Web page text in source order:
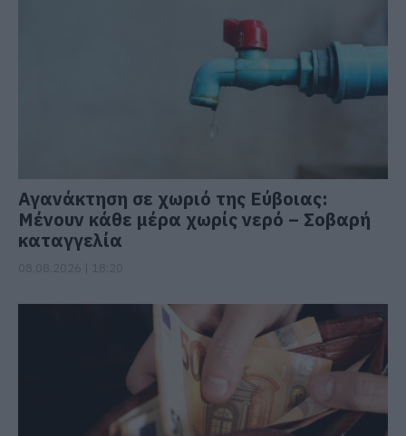
Αγανάκτηση σε χωριό της Εύβοιας:
Μένουν κάθε μέρα χωρίς νερό – Σοβαρή
καταγγελία